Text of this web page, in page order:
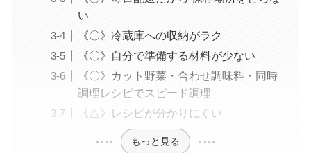
い
《〇》冷蔵庫への収納がラク
《〇》自分で準備する材料が少ない
《〇》カット野菜・合わせ調味料・同時
調理レシピでスピード調理
《△》レシピが分かりにくい
もっと見る